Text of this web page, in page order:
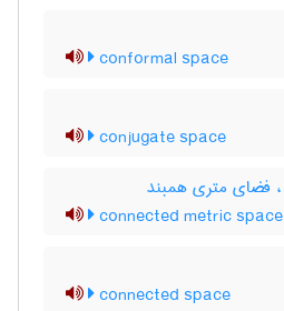
conformal space
conjugate space
فضای متری همبند
connected metric space
connected space